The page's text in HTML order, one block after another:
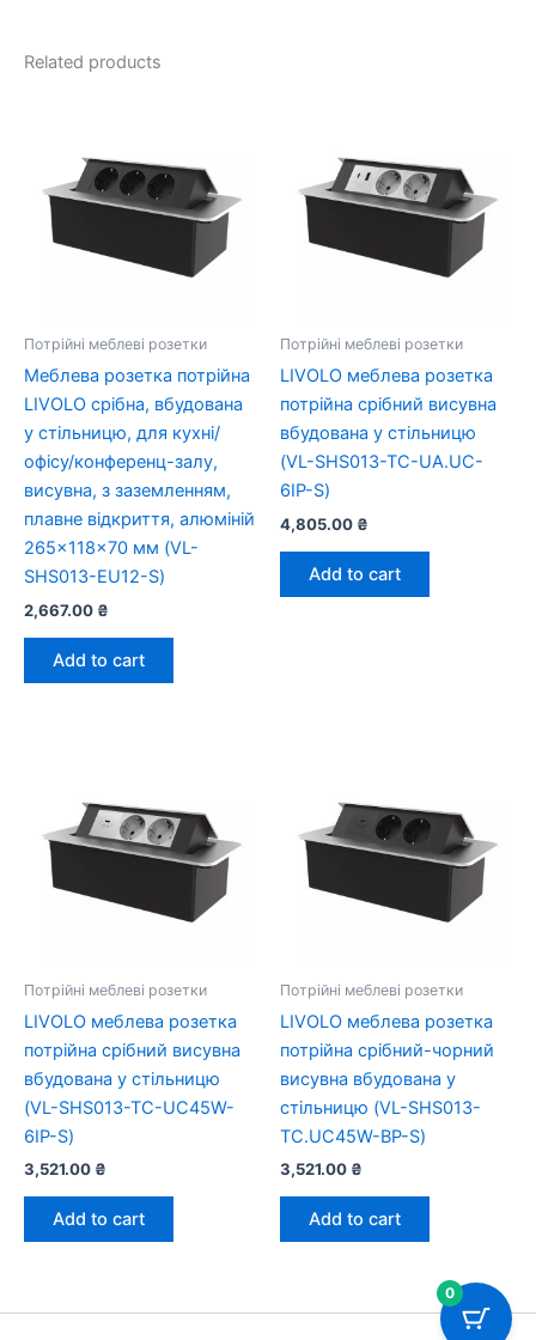
Related products
Потрійні меблеві розетки
Меблева розетка потрійна
LIVOLO срібна, вбудована
у стільницю, для кухні/
офісу/конференц-залу,
висувна, з заземленням,
плавне відкриття, алюміній
265×118×70 мм (VL-
SHS013-EU12-S)
2,667.00 ₴
Add to cart
Потрійні меблеві розетки
LIVOLO меблева розетка
потрійна срібний висувна
вбудована у стільницю
(VL-SHS013-TC-UA.UC-
6IP-S)
4,805.00 ₴
Add to cart
Потрійні меблеві розетки
LIVOLO меблева розетка
потрійна срібний висувна
вбудована у стільницю
(VL-SHS013-TC-UC45W-
6IP-S)
3,521.00 ₴
Add to cart
Потрійні меблеві розетки
LIVOLO меблева розетка
потрійна срібний-чорний
висувна вбудована у
стільницю (VL-SHS013-
TC.UC45W-BP-S)
3,521.00 ₴
Add to cart
0